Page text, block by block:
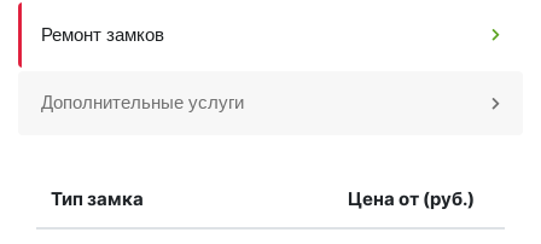
Ремонт замков
Дополнительные услуги
Тип замка Цена от (руб.)